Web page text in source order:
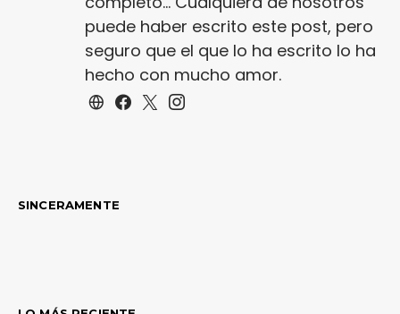
puede haber escrito este post, pero
seguro que el que lo ha escrito lo ha
hecho con mucho amor.
SINCERAMENTE